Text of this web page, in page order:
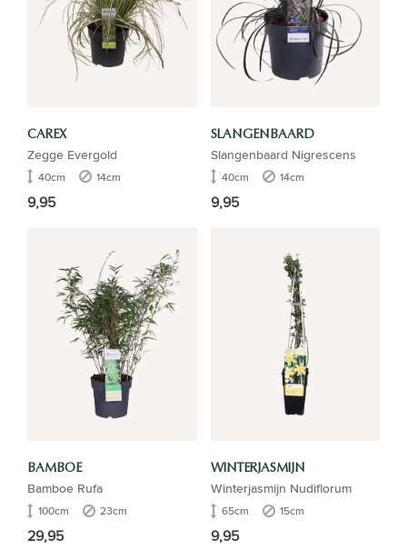
CAREX
Zegge Evergold
40cm 14cm
9,95
SLANGENBAARD
Slangenbaard Nigrescens
40cm 14cm
9,95
BAMBOE
Bamboe Rufa
100cm 23cm
29,95
WINTERJASMIJN
Winterjasmijn Nudiflorum
65cm 15cm
9,95